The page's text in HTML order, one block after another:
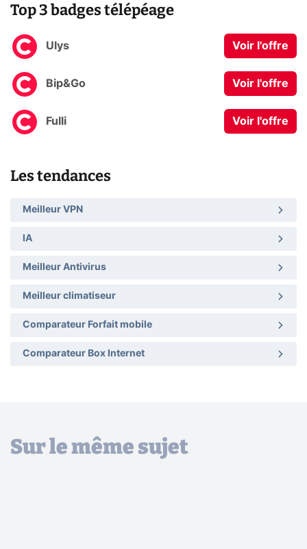
Top 3 badges télépéage
Ulys Voir l'offre
Bip&Go Voir l'offre
Fulli Voir l'offre
Les tendances
Meilleur VPN
IA
Meilleur Antivirus
Meilleur climatiseur
Comparateur Forfait mobile
Comparateur Box Internet
Sur le même sujet